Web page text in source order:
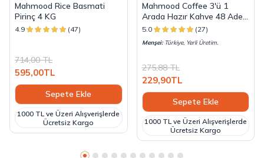
Mahmood Rice Basmati
Pirinç 4 KG
4.9 (47)
714,00TL
595,00TL
Sepete Ekle
1000 TL ve Üzeri Alışverişlerde
Ücretsiz Kargo
Mahmood Coffee 3'ü 1
Arada Hazır Kahve 48 Adet
x 18 G
5.0 (27)
Menşei:Türkiye, Yerli Üretim.
275,88TL
229,90TL
Sepete Ekle
1000 TL ve Üzeri Alışverişlerde
Ücretsiz Kargo